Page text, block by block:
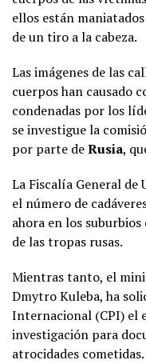
ellos están
de un tiro a la cabeza.
Las imágenes de las
cuerpos han causado
condenadas por los
se investigue la
por parte deRusia,
La Fiscalía General
el número de
ahora en los
de las tropas rusas.
Mientras tanto, el
Dmytro Kuleba, ha
Internacional (CPI) el
investigación para
atrocidades cometidas.